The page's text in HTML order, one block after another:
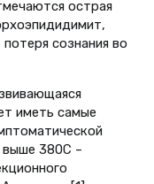
острая
сознания во
иметь самые
выше 380С –